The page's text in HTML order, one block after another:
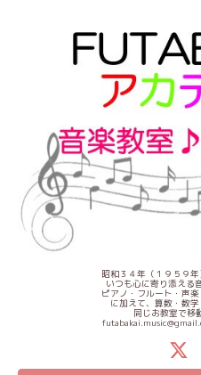
昭和３４年（１９５９年
いつも心に寄り添える
ピアノ・フルート・声
に加えて、算数・数
同じお教室で移